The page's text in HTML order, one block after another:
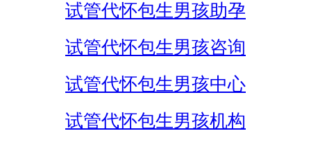
试管代怀包生男孩助孕
试管代怀包生男孩咨询
试管代怀包生男孩中心
试管代怀包生男孩机构